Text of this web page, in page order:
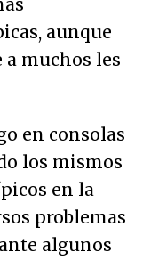
aunque
muchos les
en consolas
los mismos
en la
problemas
algunos